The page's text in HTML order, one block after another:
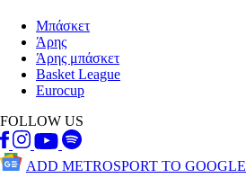
Μπάσκετ
Άρης
Άρης μπάσκετ
Basket League
Eurocup
FOLLOW US
ADD METROSPORT TO GOOGLE